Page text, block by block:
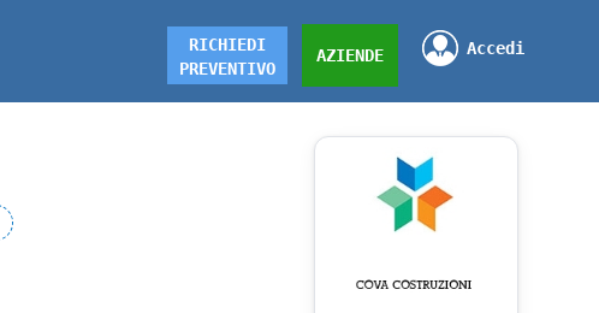
Accedi
AZIENDE
RICHIEDI
PREVENTIVO